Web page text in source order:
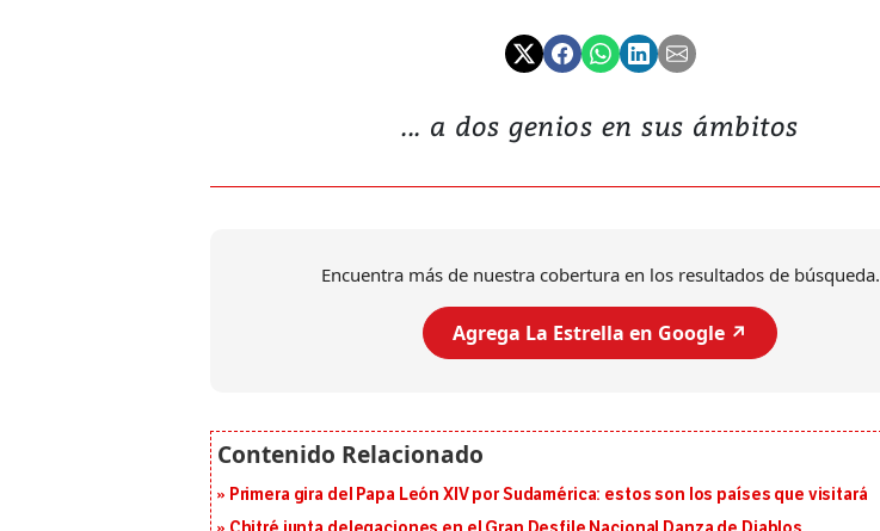
... a dos genios en sus ámbitos
Encuentra más de nuestra cobertura en los resultados de búsqueda.
Agrega La Estrella en Google ↗️
Primera gira del Papa León XIV por Sudamérica: estos son los países que visitará